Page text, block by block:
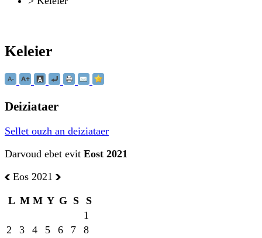
Keleier
Deiziataer
Sellet ouzh an deiziataer
Darvoud ebet evit Eost 2021
Eos 2021
L M M Y G S
S
1
2
3 4 5 6 7
8